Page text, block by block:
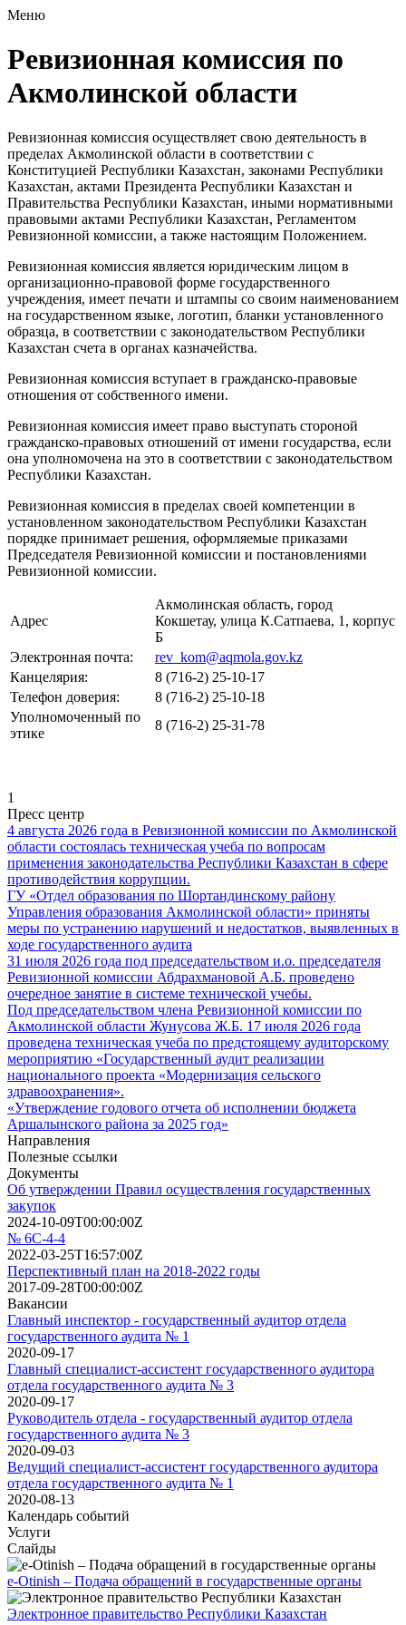
Меню
Ревизионная комиссия по
Акмолинской области
Ревизионная комиссия осуществляет свою деятельность в
пределах Акмолинской области в соответствии с
Конституцией Республики Казахстан, законами Республики
Казахстан, актами Президента Республики Казахстан и
Правительства Республики Казахстан, иными нормативными
правовыми актами Республики Казахстан, Регламентом
Ревизионной комиссии, а также настоящим Положением.
Ревизионная комиссия является юридическим лицом в
организационно-правовой форме государственного
учреждения, имеет печати и штампы со своим наименованием
на государственном языке, логотип, бланки установленного
образца, в соответствии с законодательством Республики
Казахстан счета в органах казначейства.
Ревизионная комиссия вступает в гражданско-правовые
отношения от собственного имени.
Ревизионная комиссия имеет право выступать стороной
гражданско-правовых отношений от имени государства, если
она уполномочена на это в соответствии с законодательством
Республики Казахстан.
Ревизионная комиссия в пределах своей компетенции в
установленном законодательством Республики Казахстан
порядке принимает решения, оформляемые приказами
Председателя Ревизионной комиссии и постановлениями
Ревизионной комиссии.
Адрес
Акмолинская область, город
Кокшетау, улица К.Сатпаева, 1, корпус
Б
Электронная почта:
rev_kom@aqmola.gov.kz
Канцелярия:
8 (716-2) 25-10-17
Телефон доверия:
8 (716-2) 25-10-18
Уполномоченный по
этике
8 (716-2) 25-31-78
1
Пресс центр
4 августа 2026 года в Ревизионной комиссии по Акмолинской
области состоялась техническая учеба по вопросам
применения законодательства Республики Казахстан в сфере
противодействия коррупции.
ГУ «Отдел образования по Шортандинскому району
Управления образования Акмолинской области» приняты
меры по устранению нарушений и недостатков, выявленных в
ходе государственного аудита
31 июля 2026 года под председательством и.о. председателя
Ревизионной комиссии Абдрахмановой А.Б. проведено
очередное занятие в системе технической учебы.
Под председательством члена Ревизионной комиссии по
Акмолинской области Жунусова Ж.Б. 17 июля 2026 года
проведена техническая учеба по предстоящему аудиторскому
мероприятию «Государственный аудит реализации
национального проекта «Модернизация сельского
здравоохранения».
«Утверждение годового отчета об исполнении бюджета
Аршалынского района за 2025 год»
Направления
Полезные ссылки
Документы
Об утверждении Правил осуществления государственных
закупок
2024-10-09T00:00:00Z
№ 6С-4-4
2022-03-25T16:57:00Z
Перспективный план на 2018-2022 годы
2017-09-28T00:00:00Z
Вакансии
Главный инспектор - государственный аудитор отдела
государственного аудита № 1
2020-09-17
Главный специалист-ассистент государственного аудитора
отдела государственного аудита № 3
2020-09-17
Руководитель отдела - государственный аудитор отдела
государственного аудита № 3
2020-09-03
Ведущий специалист-ассистент государственного аудитора
отдела государственного аудита № 1
2020-08-13
Календарь событий
Услуги
Слайды
e-Otinish – Подача обращений в государственные органы
Электронное правительство Республики Казахстан